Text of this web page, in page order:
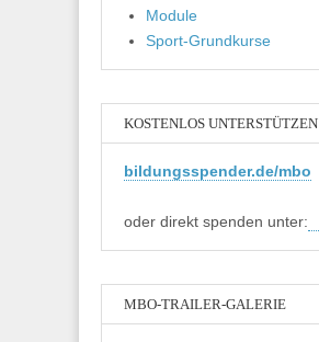
Module
Sport-Grundkurse
KOSTENLOS UNTERSTÜTZEN
bildungsspender.de/mbo
oder direkt spenden unter:
MBO-TRAILER-GALERIE